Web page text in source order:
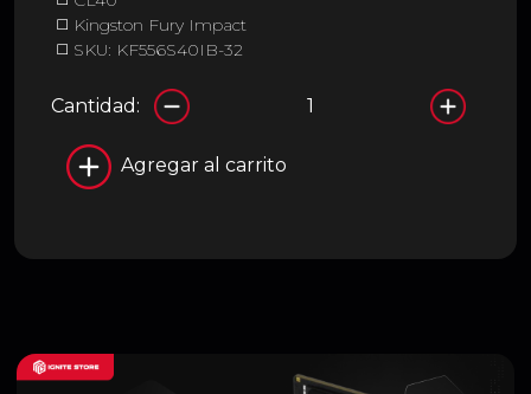
◻️ Kingston Fury Impact
◻️ SKU: KF556S40IB-32
Cantidad:
Agregar al carrito